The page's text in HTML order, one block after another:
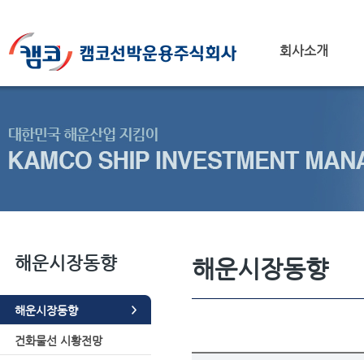
회사소개
해운시장동향
해운시장동향
건화물선 시황전망
해운시장동향